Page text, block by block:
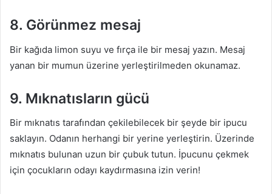
8. Görünmez mesaj
Bir kağıda limon suyu ve fırça ile bir mesaj yazın. Mesaj
yanan bir mumun üzerine yerleştirilmeden okunamaz.
9. Mıknatısların gücü
Bir mıknatıs tarafından çekilebilecek bir şeyde bir ipucu
saklayın. Odanın herhangi bir yerine yerleştirin. Üzerinde
mıknatıs bulunan uzun bir çubuk tutun. İpucunu çekmek
için çocukların odayı kaydırmasına izin verin!